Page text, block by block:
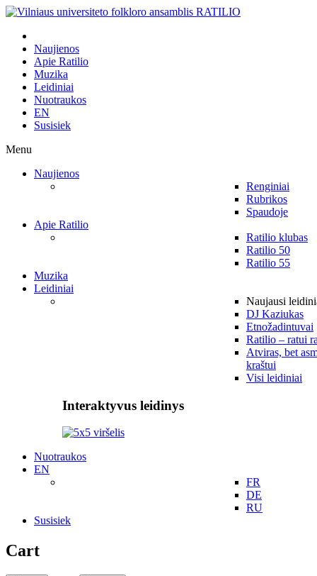
Naujienos
Apie Ratilio
Muzika
Leidiniai
Nuotraukos
EN
Susisiek
Menu
Naujienos
Renginiai
Rubrikos
Spaudoje
Apie Ratilio
Ratilio klubas
Ratilio 50
Ratilio 55
Muzika
Leidiniai
Naujausi
DJ Kaziukas
Etnožadintuvai
Ratilio – ratui
Atviras, bet
kraštui
Visi leidiniai
Interaktyvus leidinys
Nuotraukos
EN
FR
DE
RU
Susisiek
Cart